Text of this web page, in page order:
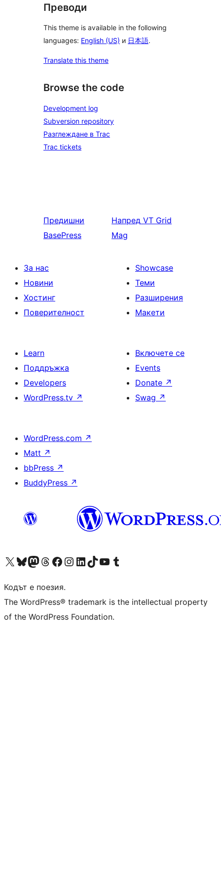
Преводи
This theme is available in the following
languages: English (US) и 日本語.
Translate this theme
Browse the code
Development log
Subversion repository
Разглеждане в Trac
Trac tickets
Предишни
BasePress
Напред VT Grid
Mag
За нас
Новини
Хостинг
Поверителност
Showcase
Теми
Разширения
Макети
Learn
Поддръжка
Developers
WordPress.tv ↗
Включете се
Events
Donate ↗
Swag ↗
WordPress.com ↗
Matt ↗
bbPress ↗
BuddyPress ↗
Visit our X (formerly Twitter) account
Visit our Bluesky account
Visit our Mastodon account
Visit our Threads account
Посетете нашата страница във Facebook
Посетете нашия профил в Instagram
Посетете нашия профил в LinkedIn
Visit our TikTok account
Visit our YouTube channel
Visit our Tumblr account
Кодът е поезия.
The WordPress® trademark is the intellectual property
of the WordPress Foundation.